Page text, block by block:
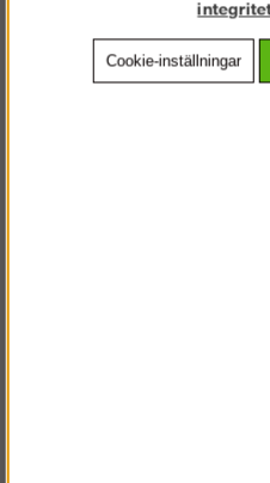
Cookie-inställningar